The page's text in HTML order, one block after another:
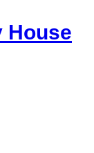
House